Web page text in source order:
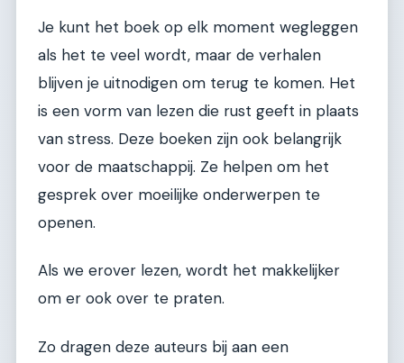
Je kunt het boek op elk moment wegleggen
als het te veel wordt, maar de verhalen
blijven je uitnodigen om terug te komen. Het
is een vorm van lezen die rust geeft in plaats
van stress. Deze boeken zijn ook belangrijk
voor de maatschappij. Ze helpen om het
gesprek over moeilijke onderwerpen te
openen.
Als we erover lezen, wordt het makkelijker
om er ook over te praten.
Zo dragen deze auteurs bij aan een